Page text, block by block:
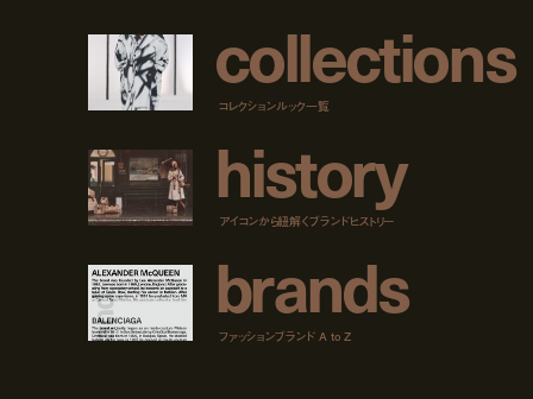
collections
コレクションルック一覧
history
アイコンから紐解くブランドヒストリー
brands
ファッションブランド A to Z